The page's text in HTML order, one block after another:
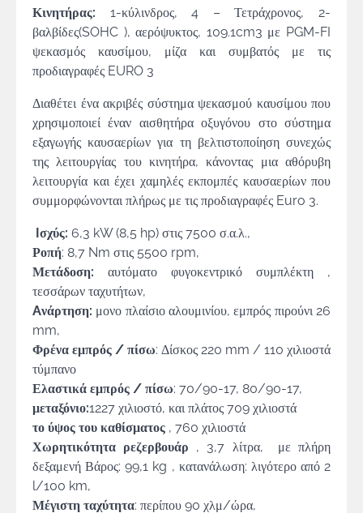
Κινητήρας: 1-κύλινδρος, 4 – Τετράχρονος, 2-
βαλβίδες(SOHC ), αερόψυκτος, 109.1cm3 με PGM-FI
ψεκασμός καυσίμου, μίζα και συμβατός με τις
προδιαγραφές EURO 3
Διαθέτει ένα ακριβές σύστημα ψεκασμού καυσίμου που
χρησιμοποιεί έναν αισθητήρα οξυγόνου στο σύστημα
εξαγωγής καυσαερίων για τη βελτιστοποίηση συνεχώς
της λειτουργίας του κινητήρα, κάνοντας μια αθόρυβη
λειτουργία και έχει χαμηλές εκπομπές καυσαερίων που
συμμορφώνονται πλήρως με τις προδιαγραφές Euro 3.
Iσχύς: 6,3 kW (8,5 hp) στις 7500 σ.α.λ.,
Ροπή: 8,7 Nm στις 5500 rpm,
Μετάδοση: αυτόματο φυγοκεντρικό συμπλέκτη ,
τεσσάρων ταχυτήτων,
Aνάρτηση: μονο πλαίσιο αλουμινίου, εμπρός πιρούνι 26
mm,
Φρένα εμπρός / πίσω: Δίσκος 220 mm / 110 χιλιοστά
τύμπανο
Ελαστικά εμπρός / πίσω: 70/90-17, 80/90-17,
μεταξόνιο:1227 χιλιοστό, και πλάτος 709 χιλιοστά
το ύψος του καθίσματος , 760 χιλιοστά
Χωρητικότητα ρεζερβουάρ , 3,7 λίτρα, με πλήρη
δεξαμενή Βάρος: 99,1 kg , κατανάλωση: λιγότερο από 2
l/100 km,
Μέγιστη ταχύτητα: περίπου 90 χλμ/ώρα,